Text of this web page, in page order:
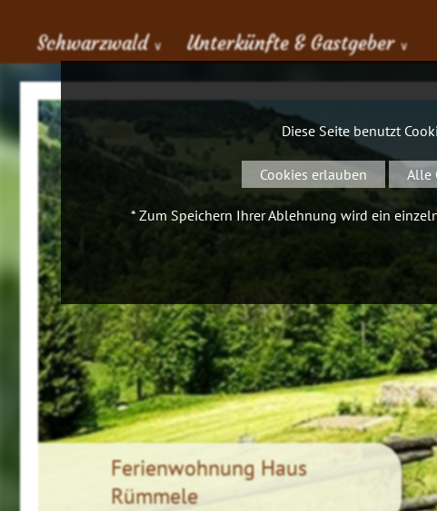
Schwarzwald ∨ Unterkünfte & Gastgeber ∨
Ferienwohnung Haus
Rümmele
Diese Seite benutzt
Cookies erlauben Alle
* Zum Speichern Ihrer Ablehnung wird ein